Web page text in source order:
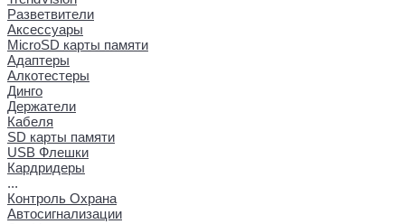
Разветвители
Аксессуары
MicroSD карты памяти
Адаптеры
Алкотестеры
Динго
Держатели
Кабеля
SD карты памяти
USB Флешки
Кардридеры
...
Контроль Охрана
Автосигнализации